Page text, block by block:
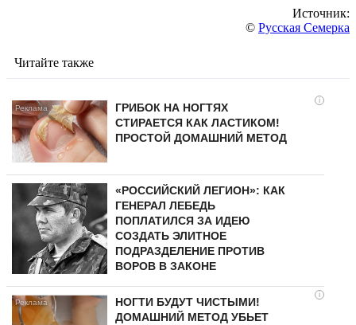
Источник:
© Русская Семерка
Читайте также
i
ГРИБОК НА НОГТЯХ
СТИРАЕТСЯ КАК ЛАСТИКОМ!
ПРОСТОЙ ДОМАШНИЙ МЕТОД
«РОССИЙСКИЙ ЛЕГИОН»: КАК
ГЕНЕРАЛ ЛЕБЕДЬ
ПОПЛАТИЛСЯ ЗА ИДЕЮ
СОЗДАТЬ ЭЛИТНОЕ
ПОДРАЗДЕЛЕНИЕ ПРОТИВ
ВОРОВ В ЗАКОНЕ
i
НОГТИ БУДУТ ЧИСТЫМИ!
ДОМАШНИЙ МЕТОД УБЬЕТ